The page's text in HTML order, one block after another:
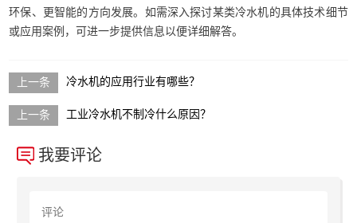
环保、更智能的方向发展。如需深入探讨某类冷水机的具体技术细节
或应用案例，可进一步提供信息以便详细解答。
冷水机的应用行业有哪些？
工业冷水机不制冷什么原因？
我要评论